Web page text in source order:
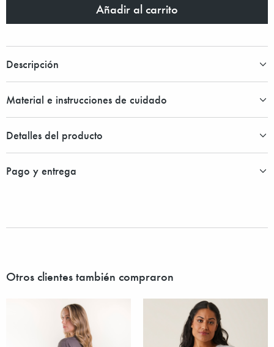
Añadir al carrito
Descripción
Material e instrucciones de cuidado
Detalles del producto
Pago y entrega
Otros clientes también compraron